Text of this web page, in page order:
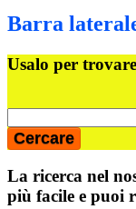
Barra
Usalo per
La ricerca nel
più facile e puoi